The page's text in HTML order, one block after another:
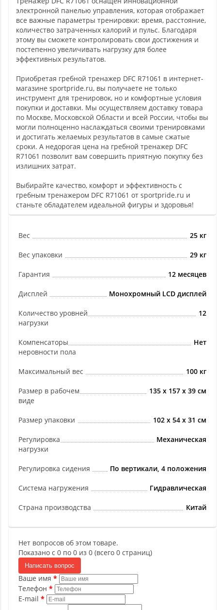
электронной панелью управления, которая отображает
все важные параметры тренировки: время, расстояние,
количество затраченных калорий и пульс. Благодаря
этому вы сможете контролировать свои достижения и
постепенно увеличивать нагрузку для более
эффективных результатов.
Приобретая гребной тренажер DFC R71061 в интернет-
магазине sportpride.ru, вы получаете не только
инструмент для тренировок, но и комфортные условия
покупки и доставки. Мы осуществляем доставку товара
по Москве, Московской Области и всей России, чтобы вы
могли полноценно наслаждаться своими тренировками
и достигать желаемых результатов в самые сжатые
сроки. А недорогая цена на гребной тренажер DFC
R71061 позволит вам совершить приятную покупку без
излишних затрат.
Выбирайте качество, комфорт и эффективность с
гребным тренажером DFC R71061 от sportpride.ru и
станьте обладателем идеальной фигуры и здоровья!
Вес 25 кг
Вес упаковки 29 кг
Гарантия 12 месяцев
Дисплей Монохромный LCD дисплей
Количество уровней
нагрузки
12
Компенсаторы
неровности пола
Нет
Максимальный вес 100 кг
Размер в рабочем
виде
135 х 157 х 39 см
Размер упаковки 102 х 54 х 31 см
Регулировка
нагрузки
Механическая
Регулировка сидения По вертикали, 4 положения
Система нагружения Гидравлическая
Страна производства Китай
Нет вопросов об этом товаре.
Показано с 0 по 0 из 0 (всего 0 страниц)
Написать вопрос
Ваше имя
Телефон
E-mail